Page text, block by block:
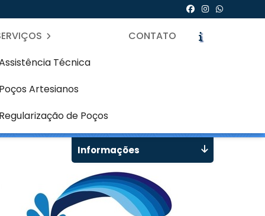
Técnica
Poços Artesianos
Regularização de Poços
CONTATO
Informações